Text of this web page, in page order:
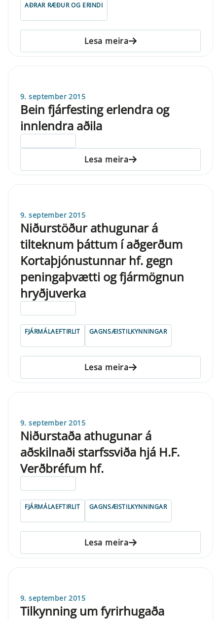
AÐRAR RÆÐUR OG ERINDI
Lesa meira
9. september 2015
Bein fjárfesting erlendra og
innlendra aðila
Lesa meira
9. september 2015
Niðurstöður athugunar á
tilteknum þáttum í aðgerðum
Kortaþjónustunnar hf. gegn
peningaþvætti og fjármögnun
hryðjuverka
FJÁRMÁLAEFTIRLIT GAGNSÆISTILKYNNINGAR
Lesa meira
9. september 2015
Niðurstaða athugunar á
aðskilnaði starfssviða hjá H.F.
Verðbréfum hf.
FJÁRMÁLAEFTIRLIT GAGNSÆISTILKYNNINGAR
Lesa meira
9. september 2015
Tilkynning um fyrirhugaða